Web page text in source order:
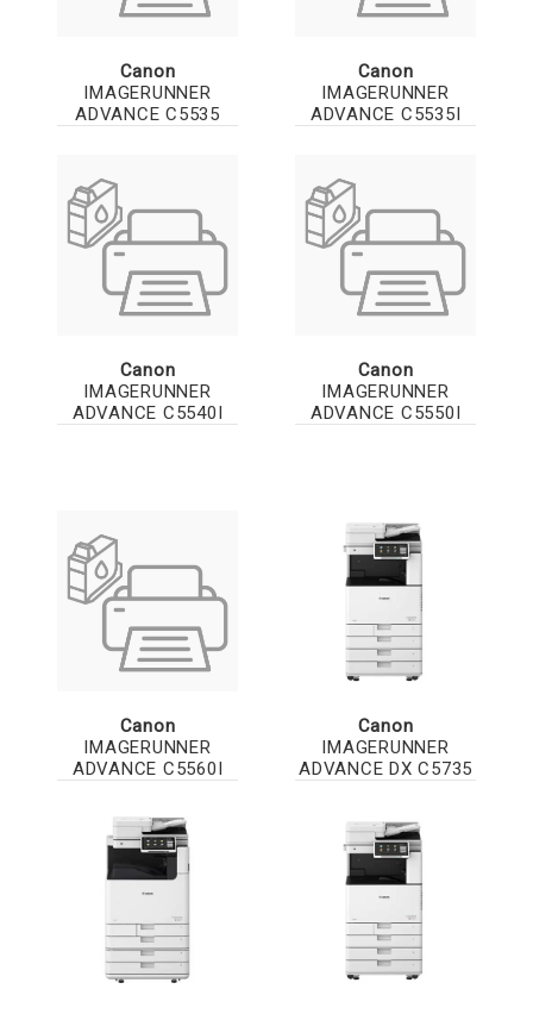
Canon
IMAGERUNNER
ADVANCE C5535
Canon
IMAGERUNNER
ADVANCE C5535I
Canon
IMAGERUNNER
ADVANCE C5540I
Canon
IMAGERUNNER
ADVANCE C5550I
Canon
IMAGERUNNER
ADVANCE C5560I
Canon
IMAGERUNNER
ADVANCE DX C5735